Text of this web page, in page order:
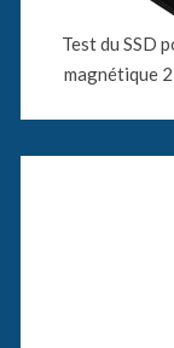
Test du SSD
magnétique